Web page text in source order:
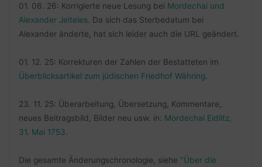
01. 06. 26: Korrigierte neue Lesung bei Mordechai und
Alexander Jeiteles . Da sich das Sterbedatum bei
Alexander änderte, hat sich leider auch die URL geändert.
01. 12. 25: Korrekturen der Zahlen der Bestatteten im
Überblicksartikel zum jüdischen Friedhof Währing
23. 11. 25: Überarbeitung, Übersetzung, Kommentare,
neues Beitragsbild, Bilder neu usw. in: Mordechai Eidlitz,
31. Mai 1753
Die gesamte Änderungschronologie, siehe "Über die